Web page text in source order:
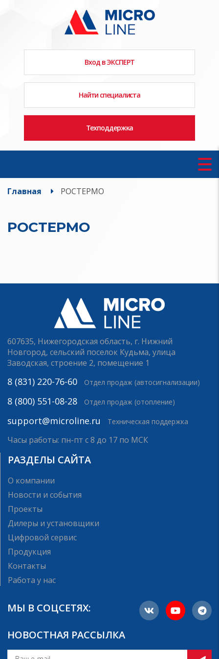
Вход в ЭКСПЕРТ
Найти специалиста
Техподдержка
Главная РОСТЕРМО
РОСТЕРМО
607635, Нижегородская область, г. Нижний
Новгород, сельский поселок Кудьма, улица
Заводская, строение 2, помещение 1
8 (831) 220-76-60 Отдел продаж (автосигнализации)
8 (800) 551-08-28 Отдел продаж (отопление)
support@microline.ru Техническая поддержка
Часы работы: пн-пт с 8 до 17 по МСК
РАЗДЕЛЫ САЙТА
О компании
Новости и события
Проекты
Дилеры и установщики
Цифровой сервис
Продукция
Контакты
Работа у нас
МЫ В СОЦСЕТЯХ:
НОВОСТНАЯ РАССЫЛКА